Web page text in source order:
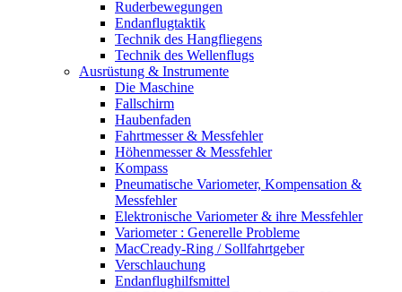
Ruderbewegungen
Endanflugtaktik
Technik des Hangfliegens
Technik des Wellenflugs
Ausrüstung & Instrumente
Die Maschine
Fallschirm
Haubenfaden
Fahrtmesser & Messfehler
Höhenmesser & Messfehler
Kompass
Pneumatische Variometer, Kompensation &
Messfehler
Elektronische Variometer & ihre Messfehler
Variometer : Generelle Probleme
MacCready-Ring / Sollfahrtgeber
Verschlauchung
Endanflughilfsmittel